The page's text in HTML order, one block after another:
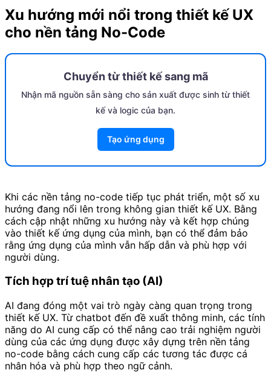
Xu hướng mới nổi trong thiết kế UX
cho nền tảng No-Code
Chuyển từ thiết kế sang mã
Nhận mã nguồn sẵn sàng cho sản xuất được sinh từ thiết
kế và logic của bạn.
Tạo ứng dụng
Khi các nền tảng no-code tiếp tục phát triển, một số xu
hướng đang nổi lên trong không gian thiết kế UX. Bằng
cách cập nhật những xu hướng này và kết hợp chúng
vào thiết kế ứng dụng của mình, bạn có thể đảm bảo
rằng ứng dụng của mình vẫn hấp dẫn và phù hợp với
người dùng.
Tích hợp trí tuệ nhân tạo (AI)
AI đang đóng một vai trò ngày càng quan trọng trong
thiết kế UX. Từ chatbot đến đề xuất thông minh, các tính
năng do AI cung cấp có thể nâng cao trải nghiệm người
dùng của các ứng dụng được xây dựng trên nền tảng
no-code bằng cách cung cấp các tương tác được cá
nhân hóa và phù hợp theo ngữ cảnh.